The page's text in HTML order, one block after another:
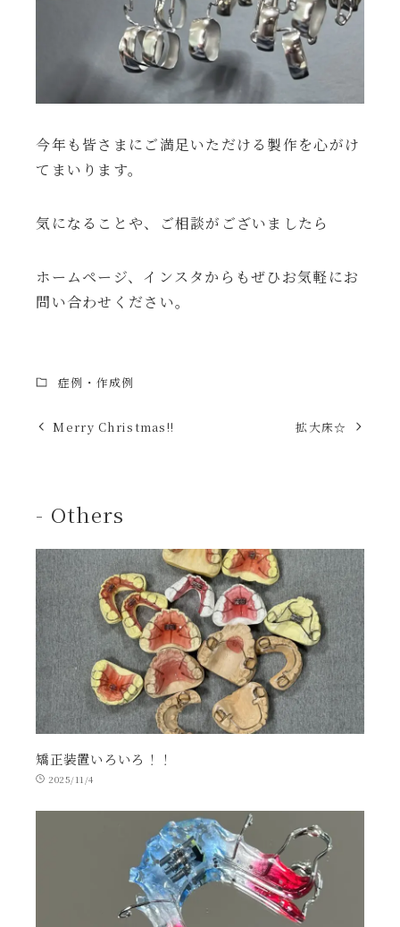
今年も皆さまにご満足いただける製作を心がけ
てまいります。
気になることや、ご相談がございましたら
ホームページ、インスタからもぜひお気軽にお
問い合わせください。
症例・作成例
Merry Christmas!! 拡大床☆
- Others
矯正装置いろいろ！！
2025/11/4